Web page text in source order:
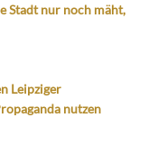
Stadt nur noch mäht,
Leipziger
nutzen